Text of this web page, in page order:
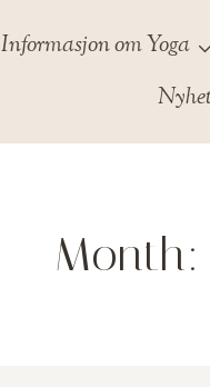
Informasjon om Yoga
Month: